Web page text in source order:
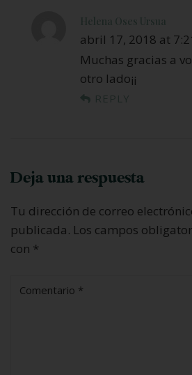
Helena Oses Ursua
abril 17, 2018 at
Muchas gracias a
otro lado¡¡
REPLY
Deja una respuesta
Tu dirección de correo
publicada. Los campos
con *